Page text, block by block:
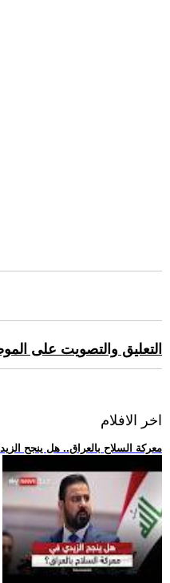
التعليق والتصويت على
اخر الافلام
.. معركة السلاح بالعراق.. هل ينجح